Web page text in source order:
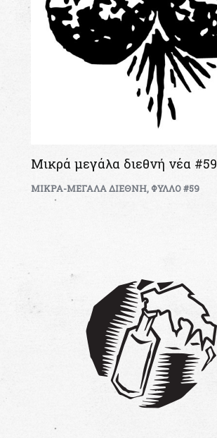
Μικρά μεγάλα διεθνή νέα #59
ΜΙΚΡΑ-ΜΕΓΑΛΑ ΔΙΕΘΝΗ, ΦΥΛΛΟ #59